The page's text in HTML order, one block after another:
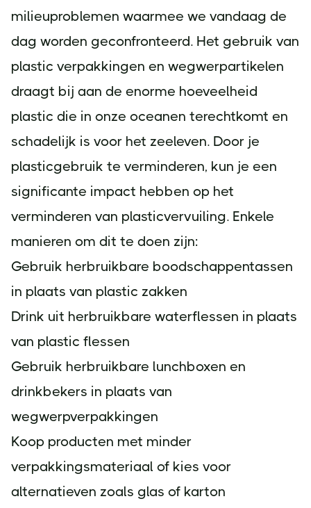
milieuproblemen waarmee we vandaag de
dag worden geconfronteerd. Het gebruik van
plastic verpakkingen en wegwerpartikelen
draagt bij aan de enorme hoeveelheid
plastic die in onze oceanen terechtkomt en
schadelijk is voor het zeeleven. Door je
plasticgebruik te verminderen, kun je een
significante impact hebben op het
verminderen van plasticvervuiling. Enkele
manieren om dit te doen zijn:
Gebruik herbruikbare boodschappentassen
in plaats van plastic zakken
Drink uit herbruikbare waterflessen in plaats
van plastic flessen
Gebruik herbruikbare lunchboxen en
drinkbekers in plaats van
wegwerpverpakkingen
Koop producten met minder
verpakkingsmateriaal of kies voor
alternatieven zoals glas of karton